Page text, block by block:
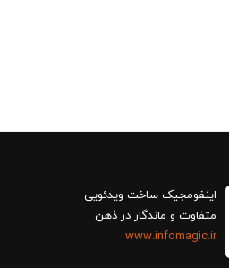
اینفومجیک ساخت ویدئویی
متفاوت و ماندگار در ذهن
www.infomagic.ir